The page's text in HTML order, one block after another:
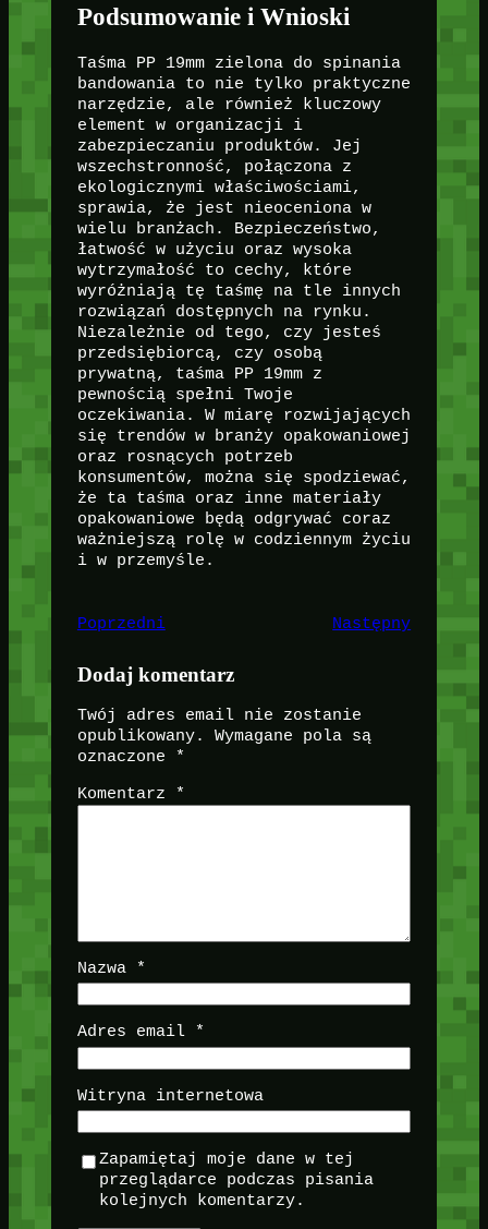
Podsumowanie i Wnioski
Taśma PP 19mm zielona do spinania
bandowania to nie tylko praktyczne
narzędzie, ale również kluczowy
element w organizacji i
zabezpieczaniu produktów. Jej
wszechstronność, połączona z
ekologicznymi właściwościami,
sprawia, że jest nieoceniona w
wielu branżach. Bezpieczeństwo,
łatwość w użyciu oraz wysoka
wytrzymałość to cechy, które
wyróżniają tę taśmę na tle innych
rozwiązań dostępnych na rynku.
Niezależnie od tego, czy jesteś
przedsiębiorcą, czy osobą
prywatną, taśma PP 19mm z
pewnością spełni Twoje
oczekiwania. W miarę rozwijających
się trendów w branży opakowaniowej
oraz rosnących potrzeb
konsumentów, można się spodziewać,
że ta taśma oraz inne materiały
opakowaniowe będą odgrywać coraz
ważniejszą rolę w codziennym życiu
i w przemyśle.
Poprzedni Następny
Dodaj komentarz
Twój adres email nie zostanie
opublikowany.
Wymagane pola są
oznaczone
*
Komentarz *
Nazwa *
Adres email *
Witryna internetowa
Zapamiętaj moje dane w tej
przeglądarce podczas pisania
kolejnych komentarzy.